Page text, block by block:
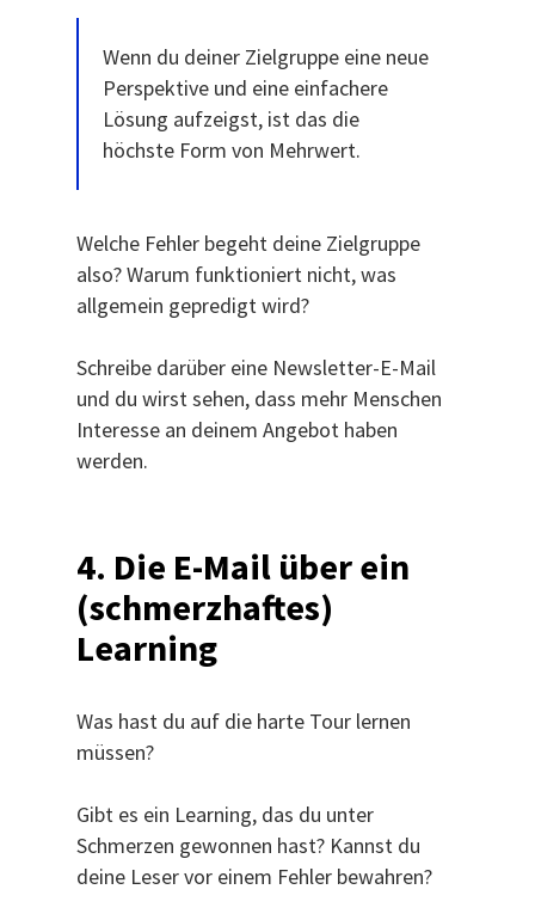
Wenn du deiner Zielgruppe eine neue
Perspektive und eine einfachere
Lösung aufzeigst, ist das die
höchste Form von Mehrwert.
Welche Fehler begeht deine Zielgruppe
also? Warum funktioniert nicht, was
allgemein gepredigt wird?
Schreibe darüber eine Newsletter-E-Mail
und du wirst sehen, dass mehr Menschen
Interesse an deinem Angebot haben
werden.
4. Die E-Mail über ein
(schmerzhaftes)
Learning
Was hast du auf die harte Tour lernen
müssen?
Gibt es ein Learning, das du unter
Schmerzen gewonnen hast? Kannst du
deine Leser vor einem Fehler bewahren?